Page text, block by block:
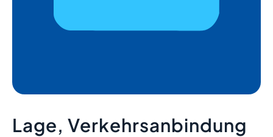
Lage, Verkehrsanbindung